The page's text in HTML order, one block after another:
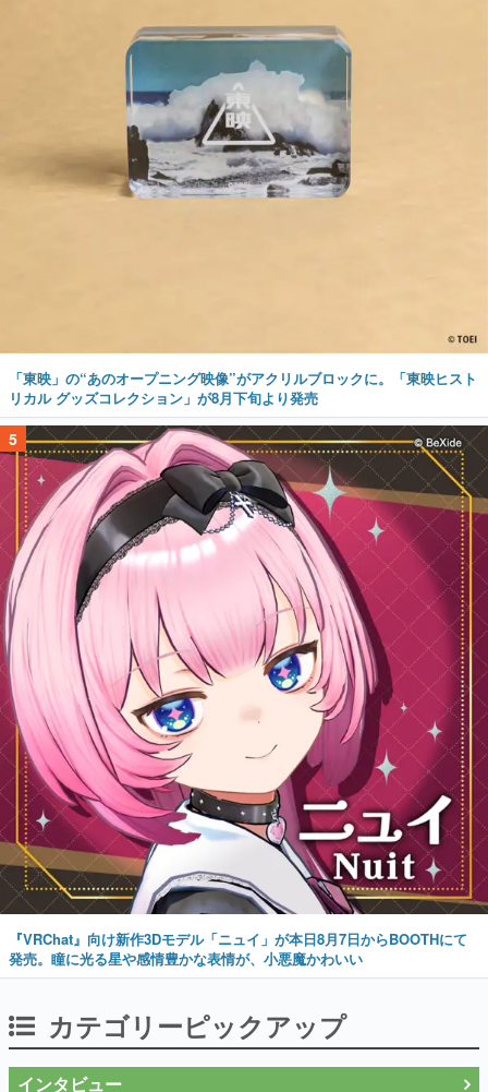
「東映」の“あのオープニング映像”がアクリルブロックに。「東映ヒスト
リカル グッズコレクション」が8月下旬より発売
5
『VRChat』向け新作3Dモデル「ニュイ」が本日8月7日からBOOTHにて
発売。瞳に光る星や感情豊かな表情が、小悪魔かわいい
カテゴリーピックアップ
インタビュー